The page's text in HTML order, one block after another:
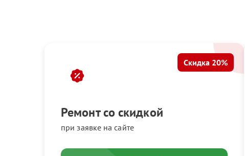
Ремонт со скидкой
при заявке на сайте
Скидка 20%